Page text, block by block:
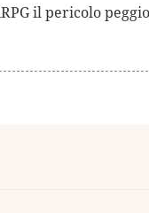
il pericolo